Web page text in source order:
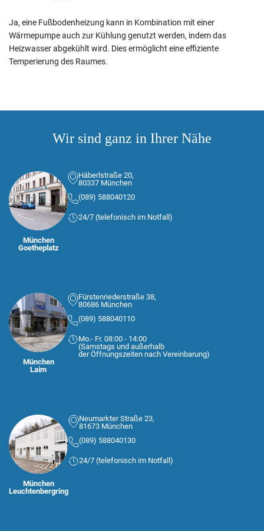
Ja, eine Fußbodenheizung kann in Kombination mit einer
Wärmepumpe auch zur Kühlung genutzt werden, indem das
Heizwasser abgekühlt wird. Dies ermöglicht eine effiziente
Temperierung des Raumes.
Wir sind ganz in Ihrer Nähe
München
Goetheplatz
Häberlstraße 20,
80337 München
(089) 588040120
24/7 (telefonisch im Notfall)
München
Laim
Fürstenriederstraße 38,
80686 München
(089) 588040110
Mo.- Fr. 08:00 - 14:00
(Samstags und außerhalb
der Öffnungszeiten nach Vereinbarung)
München
Leuchtenbergring
Neumarkter Straße 23,
81673 München
(089) 588040130
24/7 (telefonisch im Notfall)